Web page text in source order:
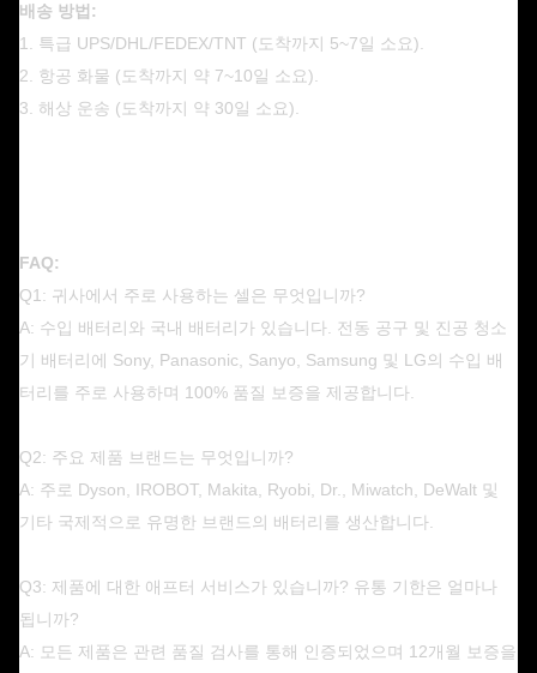
배송 방법:
1. 특급 UPS/DHL/FEDEX/TNT (도착까지 5~7일 소요).
2. 항공 화물 (도착까지 약 7~10일 소요).
3. 해상 운송 (도착까지 약 30일 소요).
FAQ:
Q1: 귀사에서 주로 사용하는 셀은 무엇입니까?
A: 수입 배터리와 국내 배터리가 있습니다. 전동 공구 및 진공 청소
기 배터리에 Sony, Panasonic, Sanyo, Samsung 및 LG의 수입 배
터리를 주로 사용하며 100% 품질 보증을 제공합니다.
Q2: 주요 제품 브랜드는 무엇입니까?
A: 주로 Dyson, IROBOT, Makita, Ryobi, Dr., Miwatch, DeWalt 및
기타 국제적으로 유명한 브랜드의 배터리를 생산합니다.
Q3: 제품에 대한 애프터 서비스가 있습니까? 유통 기한은 얼마나
됩니까?
A: 모든 제품은 관련 품질 검사를 통해 인증되었으며 12개월 보증을